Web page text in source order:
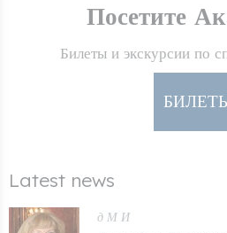
Посетите
Билеты и экскурсии по
Latest news
д М И